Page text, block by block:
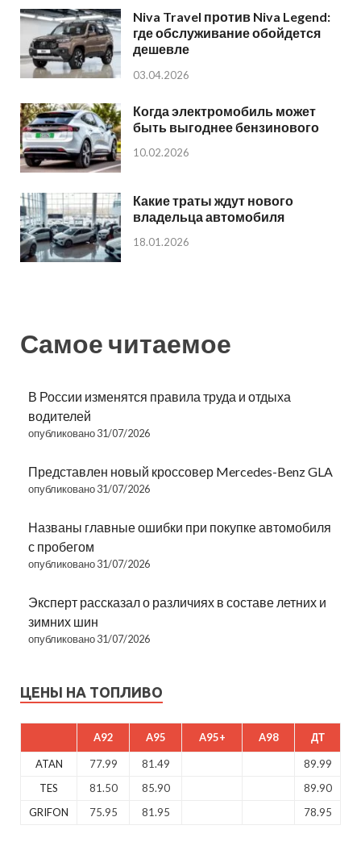
Niva Travel против Niva Legend:
где обслуживание обойдется
дешевле
03.04.2026
Когда электромобиль может
быть выгоднее бензинового
10.02.2026
Какие траты ждут нового
владельца автомобиля
18.01.2026
Самое читаемое
В России изменятся правила труда и отдыха
водителей
опубликовано 31/07/2026
Представлен новый кроссовер Mercedes-Benz GLA
опубликовано 31/07/2026
Названы главные ошибки при покупке автомобиля
с пробегом
опубликовано 31/07/2026
Эксперт рассказал о различиях в составе летних и
зимних шин
опубликовано 31/07/2026
ЦЕНЫ НА ТОПЛИВО
A92 A95 A95+ A98 ДТ
ATAN 77.99 81.49
89.99
TES
81.50 85.90
89.90
GRIFON
75.95 81.95 78.95